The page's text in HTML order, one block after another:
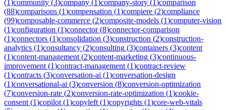
(1)community (3)company (1)company-story (1)comparison
(88)comparisons (1)compensation (1)compiere (2)compliance
(99)composable-commerce (2)composite-models (1)computer-vision
(1)configuration (1)connector(8)connector-comparison
(1)connectors (1)consolidation (3)construction (2)construction-
analytics (1)consultancy (2)consulting (3)containers (3)content
(1)content-management (2)content-marketing (3)continuous-
improvement (1)contract-management (1)contract-review
(1)contracts (3)conversation-ai (1)conversation-design
(1)conversational-ai (3)conversion (8)conversion-optimization
(7)conversion-rate (2)conversion-rate-optimization (1)cookie-
consent (1)copilot (1)copyleft (1)copyrights (1)core-web-vitals